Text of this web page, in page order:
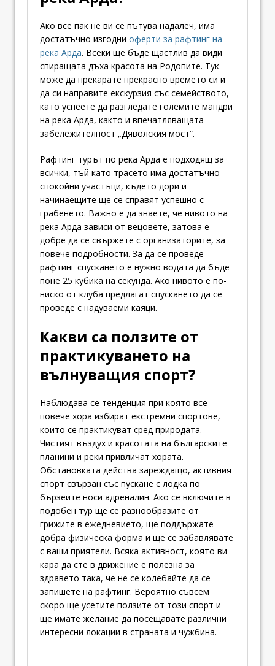
Ако все пак не ви се пътува надалеч, има
достатъчно изгодни оферти за рафтинг на
река Арда. Всеки ще бъде щастлив да види
спиращата дъха красота на Родопите. Тук
може да прекарате прекрасно времето си и
да си направите екскурзия със семейството,
като успеете да разгледате големите мандри
на река Арда, както и впечатляващата
забележителност „Дяволския мост“.
Рафтинг турът по река Арда е подходящ за
всички, тъй като трасето има достатъчно
спокойни участъци, където дори и
начинаещите ще се справят успешно с
грабенето. Важно е да знаете, че нивото на
река Арда зависи от вецовете, затова е
добре да се свържете с организаторите, за
повече подробности. За да се проведе
рафтинг спускането е нужно водата да бъде
поне 25 кубика на секунда. Ако нивото е по-
ниско от клуба предлагат спускането да се
проведе с надуваеми каяци.
Какви са ползите от
практикуването на
вълнуващия спорт?
Наблюдава се тенденция при която все
повече хора избират екстремни спортове,
които се практикуват сред природата.
Чистият въздух и красотата на българските
планини и реки привличат хората.
Обстановката действа зареждащо, активния
спорт свързан със пускане с лодка по
бързеите носи адреналин. Ако се включите в
подобен тур ще се разнообразите от
грижите в ежедневието, ще поддържате
добра физическа форма и ще се забавлявате
с ваши приятели. Всяка активност, която ви
кара да сте в движение е полезна за
здравето така, че не се колебайте да се
запишете на рафтинг. Вероятно съвсем
скоро ще усетите ползите от този спорт и
ще имате желание да посещавате различни
интересни локации в страната и чужбина.